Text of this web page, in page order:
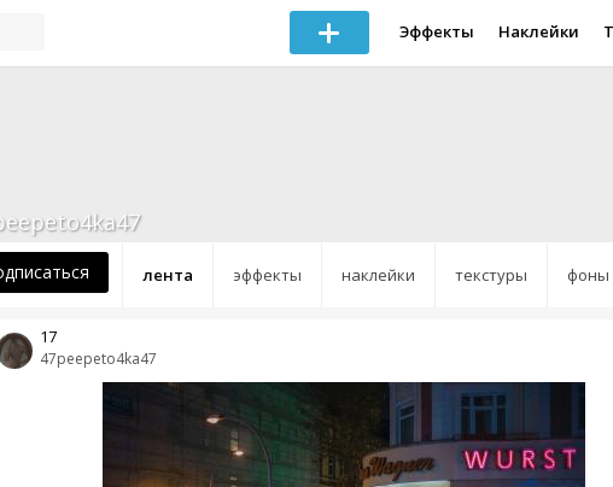
Эффекты Наклейки
лента эффекты наклейки текстуры фоны
47peepeto4ka47
17